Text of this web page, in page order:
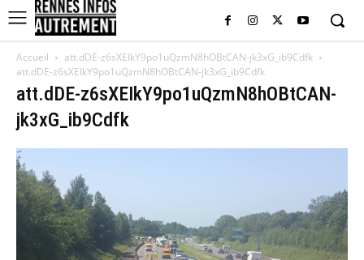
Accueil
att.dDE-z6sXEIkY9po1uQzmN8hOBtCAN-jk3xG_ib9Cdfk
att.dDE-z6sXEIkY9po1uQzmN8hOBtCAN-jk3xG_ib9Cdfk
att.dDE-z6sXEIkY9po1uQzmN8hOBtCAN-
jk3xG_ib9Cdfk